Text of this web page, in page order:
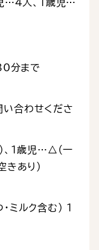
…4人、1歳児…
30分まで
合わせくださ
、１歳児…△（一
きあり）
ミルク含む） 1